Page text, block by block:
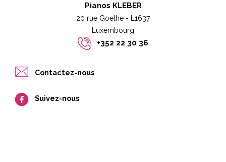
Pianos KLEBER
20 rue Goethe - L1637
Luxembourg​​
+352 22 30 36
Contactez-nous
Suivez-nous